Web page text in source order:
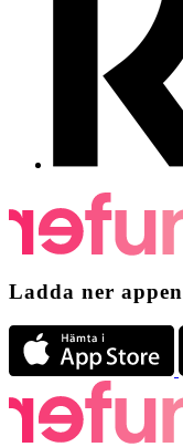
Ladda ner appen